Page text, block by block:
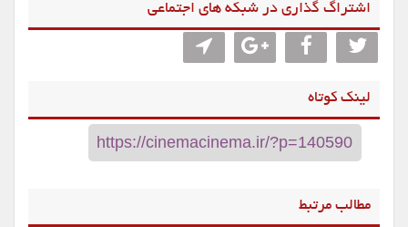
اشتراگ گذاری در شبکه های اجتماعی
لینک کوتاه
مطالب مرتبط